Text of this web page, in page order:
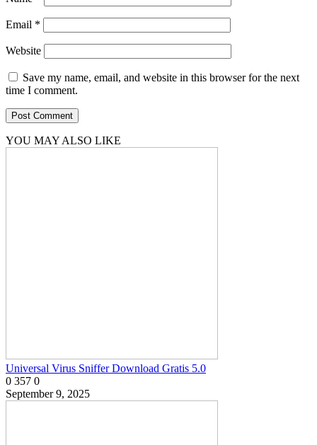
Email *
Website
Save my name, email, and website in this browser for the next
time I comment.
YOU MAY ALSO LIKE
Universal Virus Sniffer Download Gratis 5.0
0 357 0
September 9, 2025